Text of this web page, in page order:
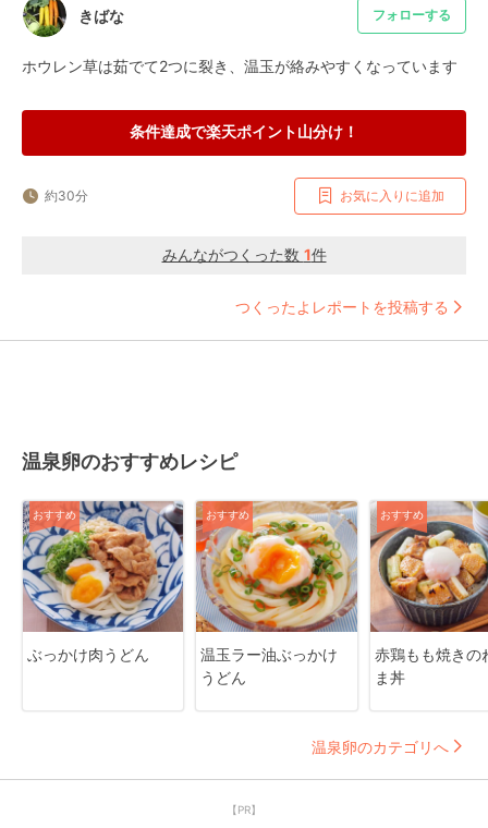
きばな フォローする
ホウレン草は茹でて2つに裂き、温玉が絡みやすくなっています
条件達成で楽天ポイント山分け！
約30分 お気に入りに追加
みんながつくった数 1件
つくったよレポートを投稿する
温泉卵のおすすめレシピ
おすすめ
ぶっかけ肉うどん
おすすめ
温玉ラー油ぶっかけ
うどん
おすすめ
赤鶏もも焼きの
ま丼
温泉卵のカテゴリへ
【PR】